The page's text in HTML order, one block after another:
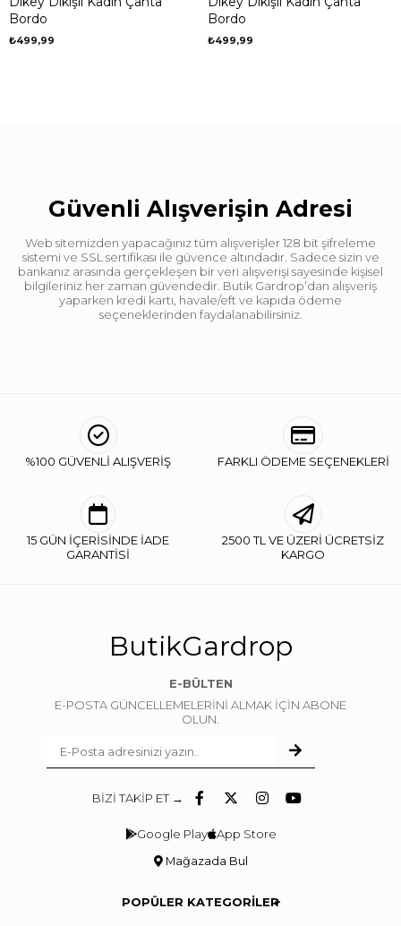
Bordo
₺499,99
Bordo
₺499,99
Güvenli Alışverişin Adresi
Web sitemizden yapacağınız tüm alışverişler 128 bit şifreleme
sistemi ve SSL sertifikası ile güvence altındadır. Sadece sizin ve
bankanız arasında gerçekleşen bir veri alışverişi sayesinde kişisel
bilgileriniz her zaman güvendedir. Butik Gardrop’dan alışveriş
yaparken kredi kartı, havale/eft ve kapıda ödeme
seçeneklerinden faydalanabilirsiniz.
%100 GÜVENLİ ALIŞVERİŞ FARKLI ÖDEME SEÇENEKLERİ
15 GÜN İÇERİSİNDE İADE
GARANTİSİ
2500 TL VE ÜZERİ ÜCRETSİZ
KARGO
ButikGardrop
E-BÜLTEN
E-POSTA GÜNCELLEMELERİNİ ALMAK İÇİN ABONE
OLUN.
BİZİ TAKİP ET →
Google Play App Store
Mağazada Bul
POPÜLER KATEGORİLER